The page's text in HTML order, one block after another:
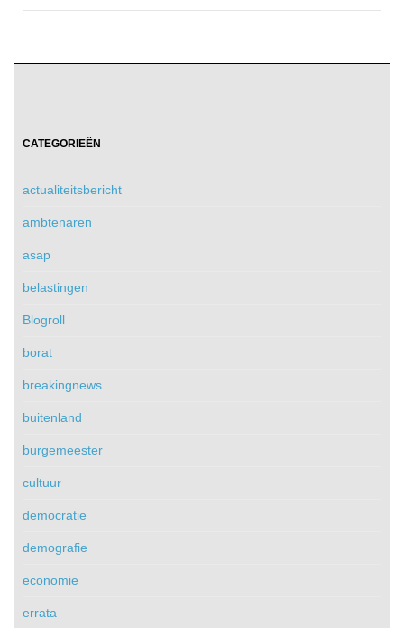
CATEGORIEËN
actualiteitsbericht
ambtenaren
asap
belastingen
Blogroll
borat
breakingnews
buitenland
burgemeester
cultuur
democratie
demografie
economie
errata